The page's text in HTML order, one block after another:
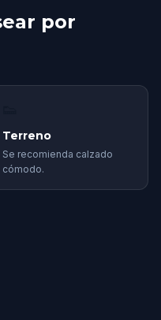
por
Terreno
Se recomienda calzado
cómodo.